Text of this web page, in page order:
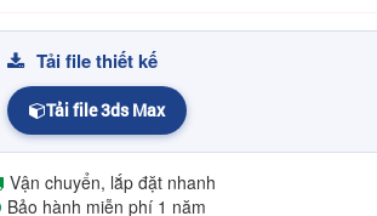
Tải file thiết kế
Tải file 3ds Max
Vận chuyển, lắp đặt nhanh
Bảo hành miễn phí 1 năm